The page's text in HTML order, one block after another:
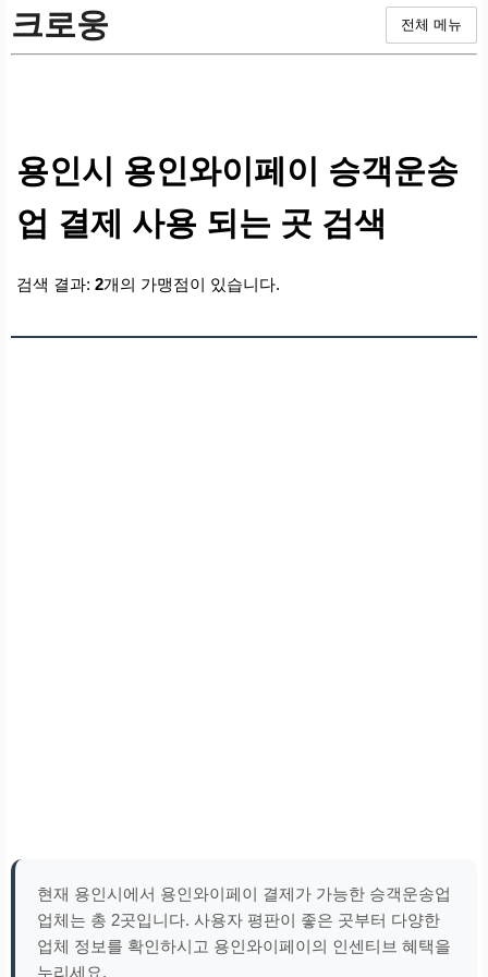
크로웅 전체 메뉴
용인시 용인와이페이 승객운송
업 결제 사용 되는 곳 검색
검색 결과: 2개의 가맹점이 있습니다.
현재 용인시에서 용인와이페이 결제가 가능한 승객운송업
업체는 총 2곳입니다. 사용자 평판이 좋은 곳부터 다양한
업체 정보를 확인하시고 용인와이페이의 인센티브 혜택을
누리세요.